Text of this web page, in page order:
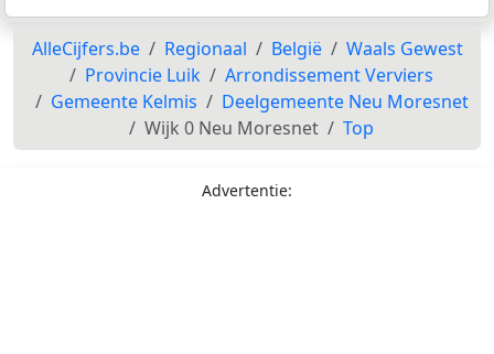
AlleCijfers.be Regionaal België
Waals Gewest
Provincie Luik
Arrondissement Verviers
Gemeente Kelmis
Deelgemeente Neu Moresnet
Wijk 0 Neu Moresnet
Top
Advertentie: